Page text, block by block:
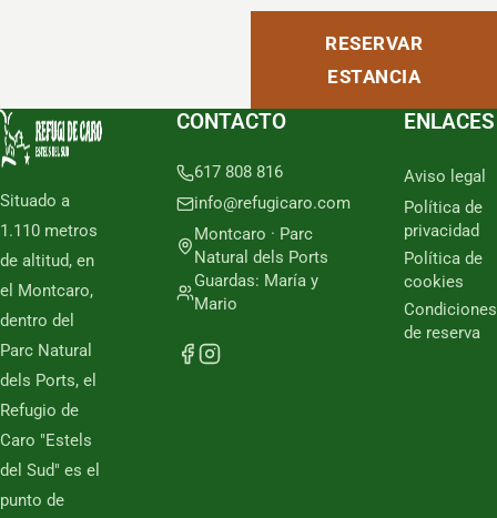
RESERVAR
ESTANCIA
Situado a
1.110 metros
de altitud, en
el Montcaro,
dentro del
Parc Natural
dels Ports, el
Refugio de
Caro "Estels
del Sud" es el
punto de
CONTACTO
617 808 816
info@refugicaro.com
Montcaro · Parc
Natural dels Ports
Guardas: María y
Mario
ENLACES
Aviso legal
Política de
privacidad
Política de
cookies
Condiciones
de reserva